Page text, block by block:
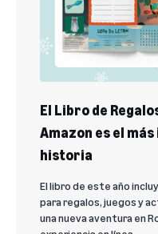
El Libro de
Amazon es el
historia
El libro de este año
para regalos, juegos y
una nueva aventura en